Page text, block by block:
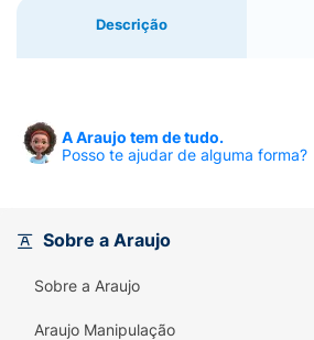
Descrição
A Araujo tem de tudo.
Posso te ajudar de alguma forma?
Sobre a Araujo
Sobre a Araujo
Araujo Manipulação